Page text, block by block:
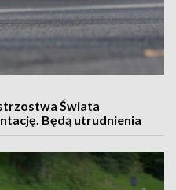
Świata
Będą utrudnienia